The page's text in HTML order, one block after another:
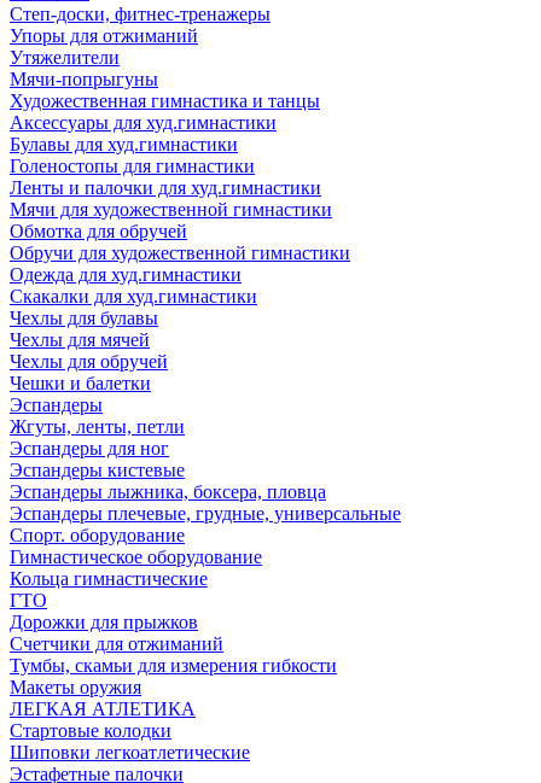
Степ-доски, фитнес-тренажеры
Упоры для отжиманий
Утяжелители
Мячи-попрыгуны
Художественная гимнастика и танцы
Аксессуары для худ.гимнастики
Булавы для худ.гимнастики
Голеностопы для гимнастики
Ленты и палочки для худ.гимнастики
Мячи для художественной гимнастики
Обмотка для обручей
Обручи для художественной гимнастики
Одежда для худ.гимнастики
Скакалки для худ.гимнастики
Чехлы для булавы
Чехлы для мячей
Чехлы для обручей
Чешки и балетки
Эспандеры
Жгуты, ленты, петли
Эспандеры для ног
Эспандеры кистевые
Эспандеры лыжника, боксера, пловца
Эспандеры плечевые, грудные, универсальные
Спорт. оборудование
Гимнастическое оборудование
Кольца гимнастические
ГТО
Дорожки для прыжков
Счетчики для отжиманий
Тумбы, скамьи для измерения гибкости
Макеты оружия
ЛЕГКАЯ АТЛЕТИКА
Стартовые колодки
Шиповки легкоатлетические
Эстафетные палочки